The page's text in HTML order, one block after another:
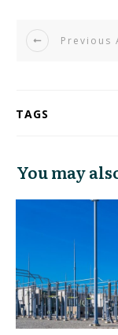
Previous
TAGS
You may